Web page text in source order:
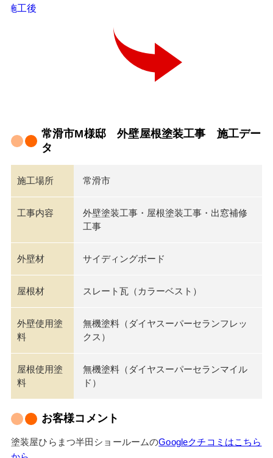
常滑市M様邸 外壁屋根塗装工事 施工デー
タ
施工場所 常滑市
工事内容
外壁塗装工事・屋根塗装工事・出窓補修
工事
外壁材 サイディングボード
屋根材 スレート瓦（カラーベスト）
外壁使用塗
料
無機塗料（ダイヤスーパーセランフレッ
クス）
屋根使用塗
料
無機塗料（ダイヤスーパーセランマイル
ド）
お客様コメント
塗装屋ひらまつ半田ショールームのGoogleクチコミはこちら